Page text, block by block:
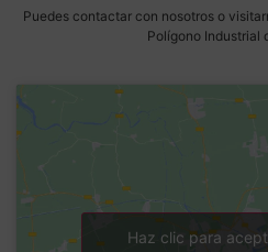
Puedes contactar con nosotros o
Polígono Industrial
Haz clic para